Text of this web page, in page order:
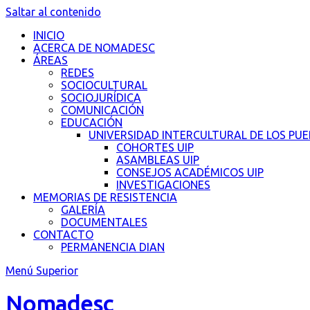
Saltar al contenido
INICIO
ACERCA DE NOMADESC
ÁREAS
REDES
SOCIOCULTURAL
SOCIOJURÍDICA
COMUNICACIÓN
EDUCACIÓN
UNIVERSIDAD INTERCULTURAL DE LOS
COHORTES UIP
ASAMBLEAS UIP
CONSEJOS ACADÉMICOS UIP
INVESTIGACIONES
MEMORIAS DE RESISTENCIA
GALERÍA
DOCUMENTALES
CONTACTO
PERMANENCIA DIAN
Menú Superior
Nomadesc